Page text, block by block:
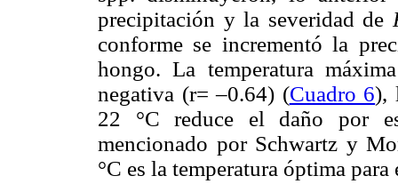
precipitación y la severidad de
conforme se incrementó la
hongo. La temperatura
negativa (r= –0.64) (Cuadro 6),
22 °C reduce el daño por
mencionado por Schwartz y
°C es la temperatura óptima